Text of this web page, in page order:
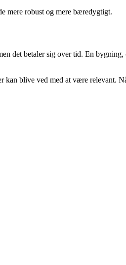
mere robust og mere bæredygtigt.
det betaler sig over tid. En
kan blive ved med at være